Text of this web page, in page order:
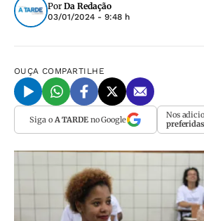
Por Da Redação
03/01/2024 - 9:48 h
OUÇA COMPARTILHE
Siga o A TARDEno Google Nos
preferidas